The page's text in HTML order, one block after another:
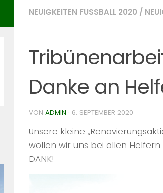
NEUIGKEITEN FUSSBALL 2020 /
Danke an
VON ADMIN · 6. SEPTEMBER 2020
Unsere kleine
wollen wir uns bei allen Helfern
DANK!